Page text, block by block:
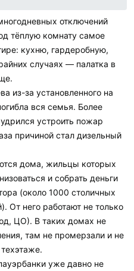
отключений
тёплую комнату самое
кухню, гардеробную,
случаях — палатка в
из-за установленного на
вся семья. Более
устроить пожар
причиной стал дизельный
дома, жильцы которых
и собрать деньги
(около 1000 столичных
От него работают не только
ЦО). В таких домах не
там не промерзали и не
уже давно не